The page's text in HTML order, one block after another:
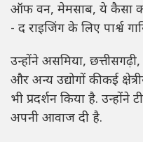
ऑफ वन, मेमसाब, ये कैसा
- द राइजिंग के लिए पार्श्व
उन्होंने असमिया,
और अन्य उद्योगों की कई
भी प्रदर्शन किया है. उन्होंने
अपनी आवाज दी है.